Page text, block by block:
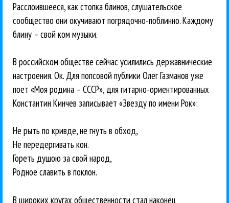
Расслоившееся, как стопка блинов, слушательское
сообщество они окучивают погрядочно-поблинно. Каждому
блину – свой ком музыки.
В российском обществе сейчас усилились державнические
настроения. Ок. Для попсовой публики Олег Газманов уже
поет «Моя родина – СССР», для гитарно-ориентированных
Константин Кинчев записывает «Звезду по имени Рок»:
Не рыть по кривде, не гнуть в обход,
Не передергивать кон.
Гореть душою за свой народ,
Родное славить в поклон.
В широких кругах общественности стал наконец